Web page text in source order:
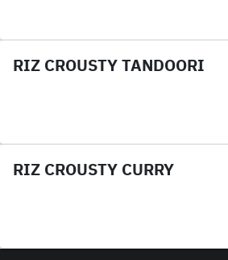
RIZ CROUSTY TANDOORI
RIZ CROUSTY CURRY